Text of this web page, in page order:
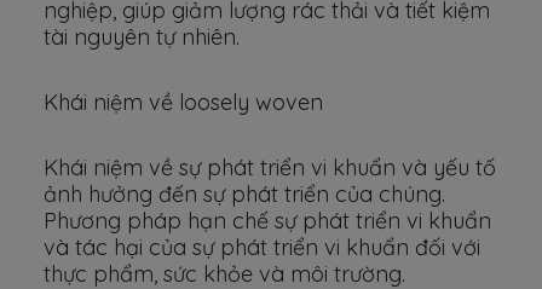
nghiệp, giúp giảm lượng rác thải và tiết kiệm
tài nguyên tự nhiên.
Khái niệm về loosely woven
Khái niệm về sự phát triển vi khuẩn và yếu tố
ảnh hưởng đến sự phát triển của chúng.
Phương pháp hạn chế sự phát triển vi khuẩn
và tác hại của sự phát triển vi khuẩn đối với
thực phẩm, sức khỏe và môi trường.